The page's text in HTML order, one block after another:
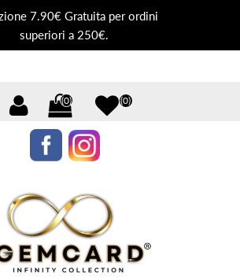
7.90€ Gratuita per ordini
superiori a 250€.
(0) (0)